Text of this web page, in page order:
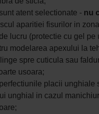
atent selectionate - nu
aparitiei fisurilor in
lucru (protectie cu gel
modelarea apexului la
spre cuticula sau
usoara;
placii
unghial in cazul